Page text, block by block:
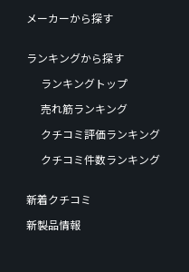
メーカーから探す
ランキングから探す
ランキングトップ
売れ筋ランキング
クチコミ評価ランキング
クチコミ件数ランキング
新着クチコミ
新製品情報